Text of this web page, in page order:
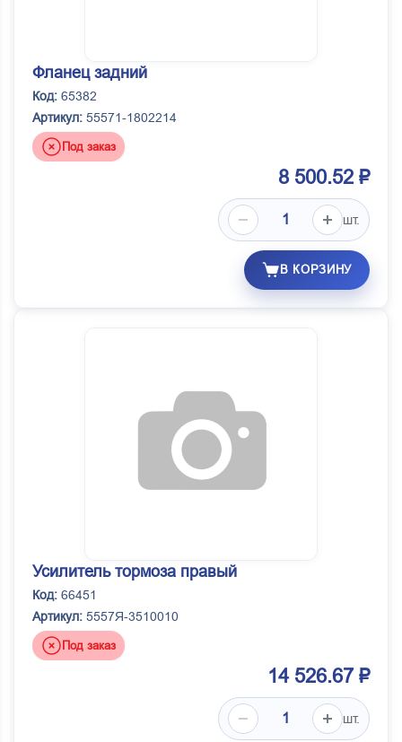
Фланец задний
Код: 65382
Артикул: 55571-1802214
Под заказ
8 500.52 ₽
шт.
В КОРЗИНУ
Усилитель тормоза правый
Код: 66451
Артикул: 5557Я-3510010
Под заказ
14 526.67 ₽
шт.